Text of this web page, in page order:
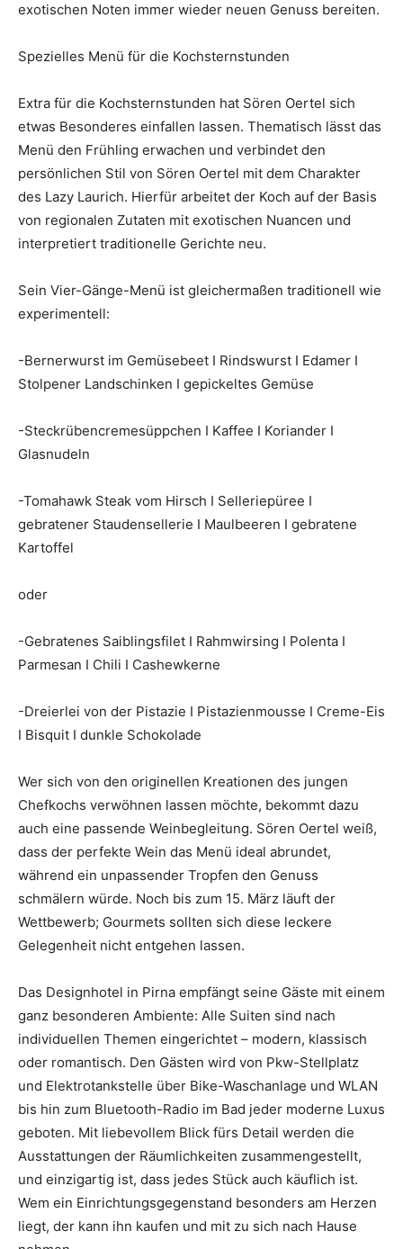
exotischen Noten immer wieder neuen Genuss bereiten.
Spezielles Menü für die Kochsternstunden
Extra für die Kochsternstunden hat Sören Oertel sich
etwas Besonderes einfallen lassen. Thematisch lässt das
Menü den Frühling erwachen und verbindet den
persönlichen Stil von Sören Oertel mit dem Charakter
des Lazy Laurich. Hierfür arbeitet der Koch auf der Basis
von regionalen Zutaten mit exotischen Nuancen und
interpretiert traditionelle Gerichte neu.
Sein Vier-Gänge-Menü ist gleichermaßen traditionell wie
experimentell:
-Bernerwurst im Gemüsebeet I Rindswurst I Edamer I
Stolpener Landschinken I gepickeltes Gemüse
-Steckrübencremesüppchen I Kaffee I Koriander I
Glasnudeln
-Tomahawk Steak vom Hirsch I Selleriepüree I
gebratener Staudensellerie I Maulbeeren I gebratene
Kartoffel
oder
-Gebratenes Saiblingsfilet I Rahmwirsing I Polenta I
Parmesan I Chili I Cashewkerne
-Dreierlei von der Pistazie I Pistazienmousse I Creme-Eis
I Bisquit I dunkle Schokolade
Wer sich von den originellen Kreationen des jungen
Chefkochs verwöhnen lassen möchte, bekommt dazu
auch eine passende Weinbegleitung. Sören Oertel weiß,
dass der perfekte Wein das Menü ideal abrundet,
während ein unpassender Tropfen den Genuss
schmälern würde. Noch bis zum 15. März läuft der
Wettbewerb; Gourmets sollten sich diese leckere
Gelegenheit nicht entgehen lassen.
Das Designhotel in Pirna empfängt seine Gäste mit einem
ganz besonderen Ambiente: Alle Suiten sind nach
individuellen Themen eingerichtet – modern, klassisch
oder romantisch. Den Gästen wird von Pkw-Stellplatz
und Elektrotankstelle über Bike-Waschanlage und WLAN
bis hin zum Bluetooth-Radio im Bad jeder moderne Luxus
geboten. Mit liebevollem Blick fürs Detail werden die
Ausstattungen der Räumlichkeiten zusammengestellt,
und einzigartig ist, dass jedes Stück auch käuflich ist.
Wem ein Einrichtungsgegenstand besonders am Herzen
liegt, der kann ihn kaufen und mit zu sich nach Hause